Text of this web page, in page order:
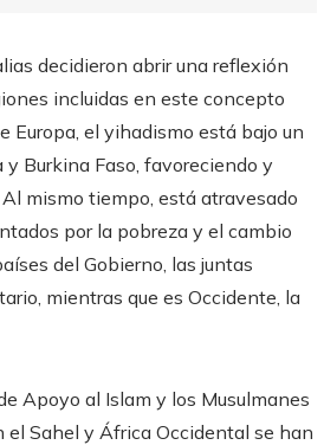
decidieron abrir una reflexión
incluidas en este concepto
Europa, el yihadismo está bajo un
Burkina Faso, favoreciendo y
mismo tiempo, está atravesado
por la pobreza y el cambio
del Gobierno, las juntas
mientras que es Occidente, la
Apoyo al Islam y los Musulmanes
el Sahel y África Occidental se han